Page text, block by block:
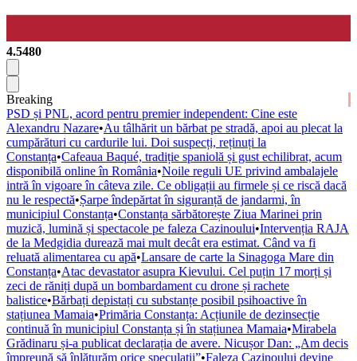
4.5480
Breaking
PSD și PNL, acord pentru premier independent: Cine este
Alexandru Nazare•Au tâlhărit un bărbat pe stradă, apoi au plecat la
cumpărături cu cardurile lui. Doi suspecți, reținuți la
Constanța•Cafeaua Baqué, tradiție spaniolă și gust echilibrat, acum
disponibilă online în România•Noile reguli UE privind ambalajele
intră în vigoare în câteva zile. Ce obligații au firmele și ce riscă dacă
nu le respectă•Șarpe îndepărtat în siguranță de jandarmi, în
municipiul Constanța•Constanța sărbătorește Ziua Marinei prin
muzică, lumină și spectacole pe faleza Cazinoului•Intervenția RAJA
de la Medgidia durează mai mult decât era estimat. Când va fi
reluată alimentarea cu apă•Lansare de carte la Sinagoga Mare din
Constanța•Atac devastator asupra Kievului. Cel puțin 17 morți și
zeci de răniți după un bombardament cu drone și rachete
balistice•Bărbați depistați cu substanțe posibil psihoactive în
stațiunea Mamaia•Primăria Constanța: Acțiunile de dezinsecție
continuă în municipiul Constanța și în stațiunea Mamaia•Mirabela
Grădinaru și-a publicat declarația de avere. Nicușor Dan: „Am decis
împreună să înlăturăm orice speculații”•Faleza Cazinoului devine